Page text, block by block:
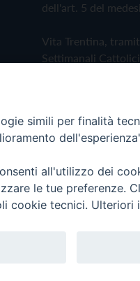
dell'art. 5 del
Vita Trentina,
Settimanali
Privacy Policy
Trentina Editrice
simili per finalità
all'utilizzo dei
le tue preferenze.
cookie tecnici. Ulteriori